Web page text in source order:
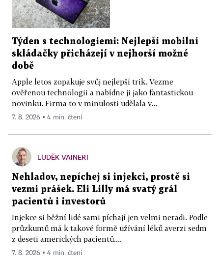
Týden s technologiemi: Nejlepší mobilní
skládačky přicházejí v nejhorší možné
době
Apple letos zopakuje svůj nejlepší trik. Vezme
ověřenou technologii a nabídne ji jako fantastickou
novinku. Firma to v minulosti udělala v...
7. 8. 2026 ▪ 4 min. čtení
LUDĚK VAINERT
Nehladov, nepíchej si injekci, prostě si
vezmi prášek. Eli Lilly má svatý grál
pacientů i investorů
Injekce si běžní lidé sami píchají jen velmi neradi. Podle
průzkumů má k takové formě užívání léků averzi sedm
z deseti amerických pacientů....
7. 8. 2026 ▪ 4 min. čtení